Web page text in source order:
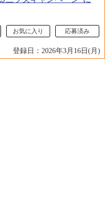
お気に入り 応募済み
登録日：2026年3月16日(月)